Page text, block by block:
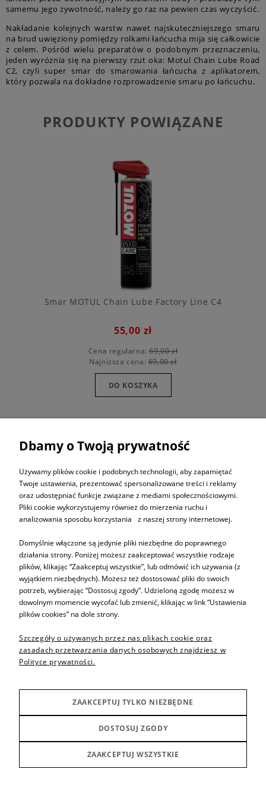
samemu jego żywotność, należy go raz na pewien czas wyczyścić.
Nakładanie kolejnych warstw nawet najskuteczniejszego smaru
na brud uwięziony pomiędzy rolkami łańcucha mija się całkowicie
z celem. Pośród wielu preparatów o podobnym przeznaczeniu,
jeden wyróżnia się na pierwszy rzut oka: Motul Chain Lube Road
C2, czyli super smar do smarowania łańcucha z aplikatorem,
który pozwala na dokładne rozprowadzenie smaru po łańcuchu.
PRODUKTY POWIĄZANE
Smar MOTUL Chain Lube Factory Line C4
55,00 zł
Cena regularna:69,00 zł
Najniższa cena: 69,00 zł
DO KOSZYKA
ZAPISZ SIĘ DO
NEWSLETTERA
Informacje
Sprzedaż produktów
Producenci
POKAŻ PEŁNĄ WERSJĘ STRONY
Dbamy o Twoją prywatność
Używamy plików cookie i podobnych technologii, aby zapamiętać
Twoje ustawienia, prezentować spersonalizowane treści i reklamy
oraz udostępniać funkcje związane z mediami społecznościowymi.
Pliki cookie wykorzystujemy również do mierzenia ruchu i
analizowania sposobu korzystania z naszej strony internetowej.
Domyślnie włączone są jedynie pliki niezbędne do poprawnego
działania strony. Poniżej możesz zaakceptować wszystkie rodzaje
plików, klikając “Zaakceptuj wszystkie”, lub odmówić ich używania (z
wyjątkiem niezbędnych). Możesz też dostosować pliki do swoich
potrzeb, wybierając “Dostosuj zgody”. Udzieloną zgodę możesz w
dowolnym momencie wycofać lub zmienić, klikając w link “Ustawienia
plików cookies” na dole strony.
Szczegóły o używanych przez nas plikach cookie oraz
zasadach przetwarzania danych osobowych znajdziesz w
Polityce prywatności.
ZAAKCEPTUJ TYLKO NIEZBĘDNE
DOSTOSUJ ZGODY
ZAAKCEPTUJ WSZYSTKIE